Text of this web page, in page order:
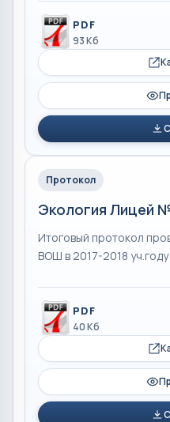
PDF
93 Кб
Протокол
Экология Лицей
Итоговый протокол
ВОШ в 2017-2018 уч.году
PDF
40 Кб